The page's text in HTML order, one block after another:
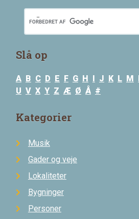
Slå op
A B C D E F G H J K L M
U V X Y Z Æ Ø Å #
Kategorier
Musik
Gader og veje
Lokaliteter
Bygninger
Personer